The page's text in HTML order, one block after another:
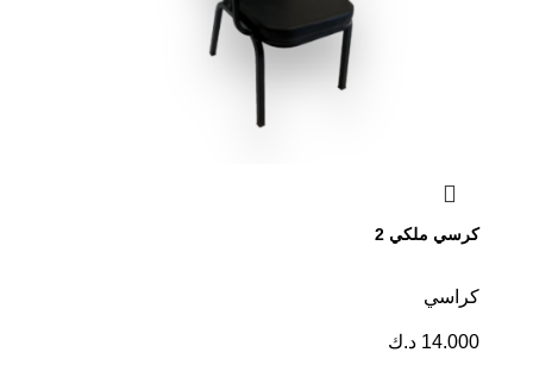
كرسي ملكي 2
كراسي
14.000 د.ك